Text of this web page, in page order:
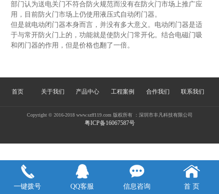
部门认为送电关门不符合防火规范而没有在防火门市场上推广应
用，目前防火门市场上仍使用液压式自动闭门器。
但是就电动闭门器本身而言，并没有多大意义。电动闭门器是适
于与常开防火门上的，功能就是使防火门常开化。结合电磁门吸
和闭门器的作用，但是价格也翻了一倍。
首页 关于我们 产品中心 工程案例 合作我们 联系我们
Copyright © 2016-2018 www.szff119.com 版权所有 ：深圳市丰凡科技有限公司
粤ICP备16067587号
一键拨号 QQ客服 信息咨询 首 页